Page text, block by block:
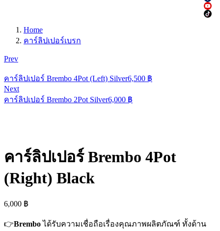
Home
คาร์ลิปเปอร์เบรก
Prev
คาร์ลิปเปอร์ Brembo 4Pot (Left) Silver6,500 ฿
Next
คาร์ลิปเปอร์ Brembo 2Pot Silver6,000 ฿
คาร์ลิปเปอร์ Brembo 4Pot
(Right) Black
6,000 ฿
👉Bremboได้รับความเชื่อถือเรื่องคุณภาพผลิตภัณฑ์ ทั้งด้าน